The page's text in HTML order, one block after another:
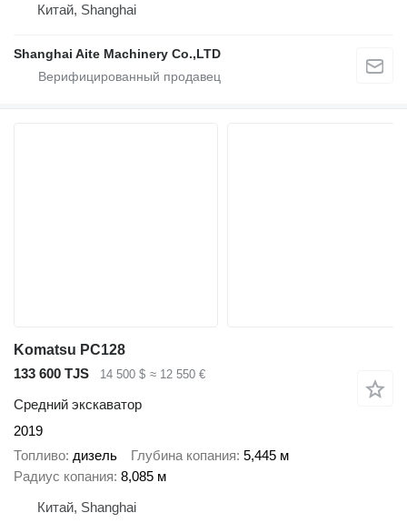
Китай, Shanghai
Shanghai Aite Machinery Co.,LTD
Komatsu PC128
133 600 TJS
14 500 $ ≈ 12 550 €
Средний экскаватор
2019
Топливо дизель Глубина копания 5,445 м
Радиус копания 8,085 м
Китай, Shanghai